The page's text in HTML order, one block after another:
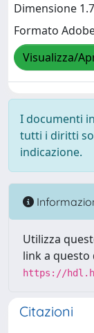
Dimensione
Formato
Visualizza/
I documenti
tutti i diritti
indicazione.
Utilizza
link a
https://
Citazioni